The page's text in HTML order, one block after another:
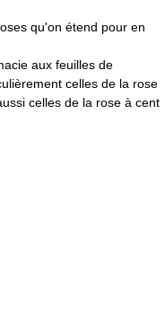
qu'on étend pour en
aux feuilles de
celles de la rose
celles de la rose à cent